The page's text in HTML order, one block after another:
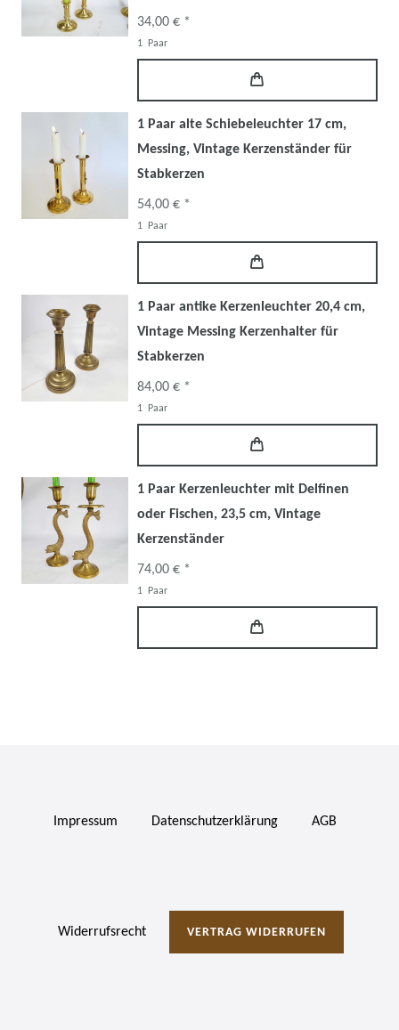
34,00 € *
1 Paar
1 Paar alte Schiebeleuchter 17 cm,
Messing, Vintage Kerzenständer für
Stabkerzen
54,00 € *
1 Paar
1 Paar antike Kerzenleuchter 20,4 cm,
Vintage Messing Kerzenhalter für
Stabkerzen
84,00 € *
1 Paar
1 Paar Kerzenleuchter mit Delfinen
oder Fischen, 23,5 cm, Vintage
Kerzenständer
74,00 € *
1 Paar
Impressum Daten­schutz­erklärung AGB
Widerrufs­recht VERTRAG WIDERRUFEN